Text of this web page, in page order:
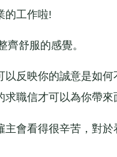
的工作啦!
舒服的感覺。
反映你的誠意是如何
職信才可以為你帶來
會看得很辛苦，對於